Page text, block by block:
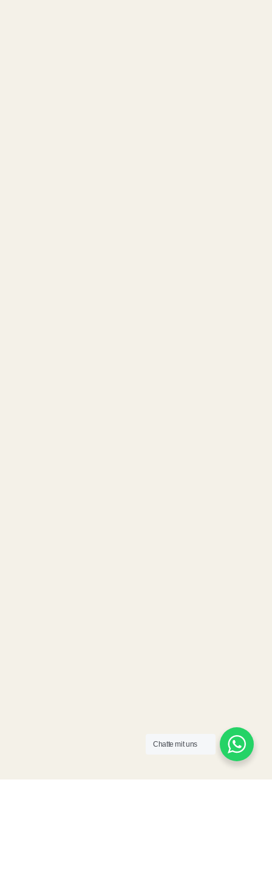
Chatte mit uns